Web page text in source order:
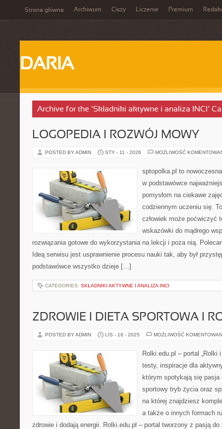
Strona główna Archiwum Ciszy Liczenie Premium
DARIA
Archive for the ‘Składniki aktywne i analiza INCI’
LOGOPEDIA I ROZWÓJ MOWY
POSTED BY ADMIN STY - 11 - 2026 MOŻLIWOŚĆ
sptopolka.pl to
w podstawówce
pomysłom na ciekawe
codziennym uczeniu się.
człowiek może poćwiczyć
wskazówki do mądrego
rozwiązania gotowe do wykorzystania na lekcji i poza nią.
Ideą serwisu jest usprawnienie procesu nauki tak, aby był
podstawówce wszystko dzieje […]
CATEGORIES: SKŁADNIKI AKTYWNE I ANALIZA INCI
ZDROWIE I DIETA SPORTOWA I
POSTED BY ADMIN LIS - 16 - 2025 MOŻLIWOŚĆ
Rolki.edu.pl – portal „Rolki
testy, inspiracje dla
którym spotykają się
sportowy tryb życia oraz
na której znajdziesz
a także o innych formach
zdrowie i dodają energii. Rolki.edu.pl – portal tworzony z pasją